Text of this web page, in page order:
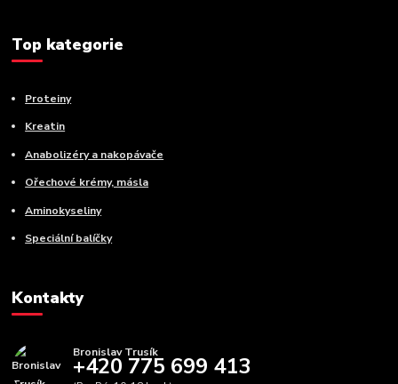
Top kategorie
Proteiny
Kreatin
Anabolizéry a nakopávače
Ořechové krémy, másla
Aminokyseliny
Speciální balíčky
Kontakty
Bronislav Trusík
+420 775 699 413